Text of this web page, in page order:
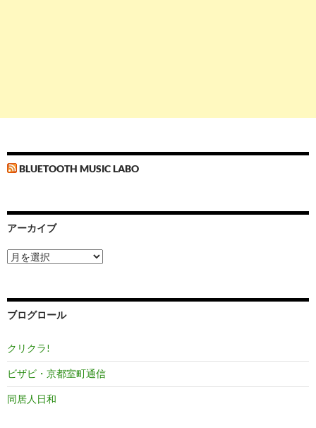
BLUETOOTH MUSIC LABO
アーカイブ
ア
ー
ブ
ブログロール
クリクラ!
ビザビ・京都室町通信
同居人日和